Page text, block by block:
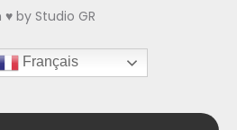
♥ by Studio GR
Français